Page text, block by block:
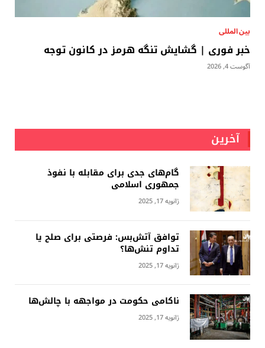
بين المللى
خبر فوری | گشایش تنگه هرمز در کانون توجه
آگوست 4, 2026
آخرین
گام‌های جدی برای مقابله با نفوذ
جمهوری اسلامى
ژانویه 17, 2025
توافق آتش‌بس: فرصتی برای صلح یا
تداوم تنش‌ها؟
ژانویه 17, 2025
ناکامی حکومت در مواجهه با چالش‌ها
ژانویه 17, 2025